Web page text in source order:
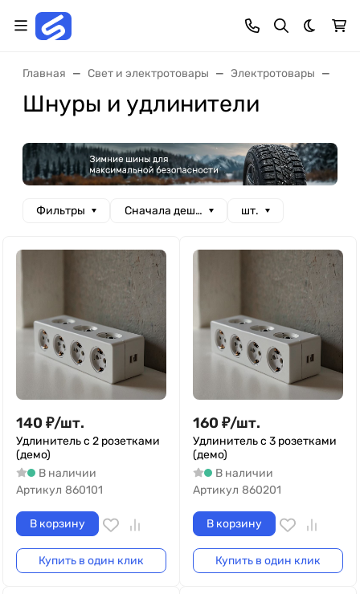
Темная
Главная Свет и электротовары Электротовары
Шнуры и удлинители
Фильтры Сначала дешевые шт.
140 ₽/шт.
Удлинитель с 2 розетками
(демо)
В наличии
Артикул 860101
В корзину
Купить в один клик
160 ₽/шт.
Удлинитель с 3 розетками
(демо)
В наличии
Артикул 860201
В корзину
Купить в один клик